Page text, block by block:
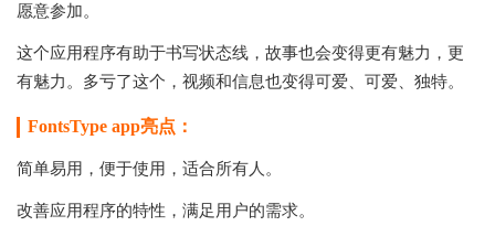
愿意参加。
这个应用程序有助于书写状态线，故事也会变得更有魅力，更
有魅力。多亏了这个，视频和信息也变得可爱、可爱、独特。
FontsType app亮点：
简单易用，便于使用，适合所有人。
改善应用程序的特性，满足用户的需求。